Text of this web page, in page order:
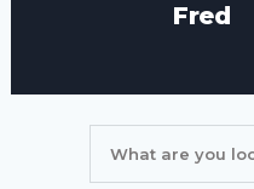
Fred